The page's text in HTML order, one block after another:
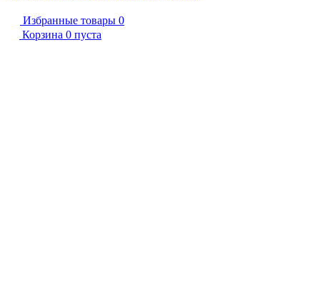
Избранные товары 0
Корзина 0 пуста